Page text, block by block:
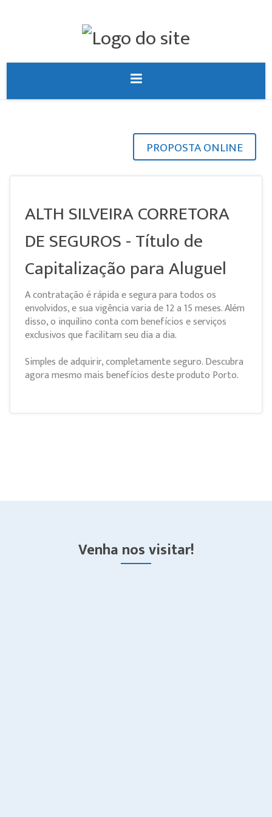
PROPOSTA ONLINE
ALTH SILVEIRA CORRETORA
DE SEGUROS - Título de
Capitalização para Aluguel
A contratação é rápida e segura para todos os
envolvidos, e sua vigência varia de 12 a 15 meses. Além
disso, o inquilino conta com benefícios e serviços
exclusivos que facilitam seu dia a dia.
Simples de adquirir, completamente seguro. Descubra
agora mesmo mais benefícios deste produto Porto.
Venha nos visitar!